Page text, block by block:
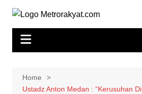
content
Home
Ustadz Anton Medan : “Kerusuhan